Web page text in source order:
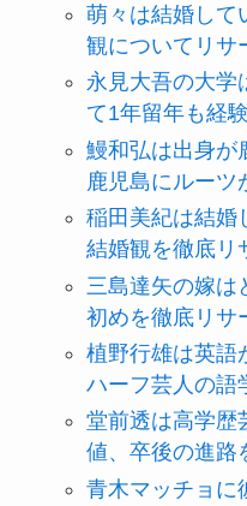
萌々は結婚して
観についてリサ
永見大吾の大学
て1年留年も経
鰻和弘は出身が
鹿児島にルーツ
稲田美紀は結婚
結婚観を徹底リ
三島達矢の嫁は
初めを徹底リサ
植野行雄は英語
ハーフ芸人の語
堂前透は高学歴
値、卒後の進路
青木マッチョに